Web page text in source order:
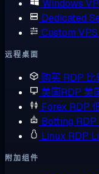
Windows
Dedicated
Custom VPS
远程桌面
购买 RDP
美国RDP 美
Forex RDP
Botting RDP
Linux RDP
附加组件